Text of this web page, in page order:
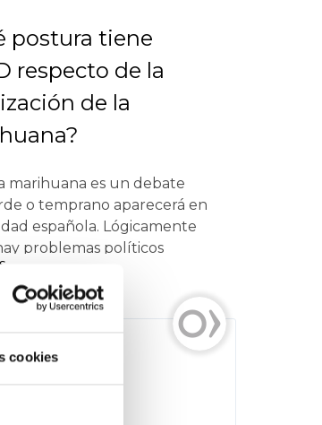
cookies
postura tiene
respecto de la
de la
marihuana es un debate
o temprano aparecerá en
española. Lógicamente
problemas políticos
acuciantes, pero a la
tendrá que debatirse
Personalmente
favor, por una gran cantidad
pero me gustaría saber